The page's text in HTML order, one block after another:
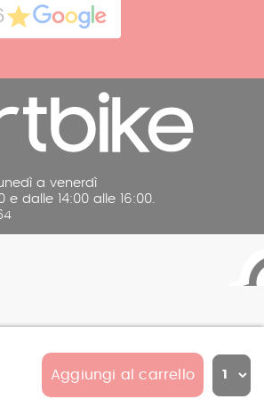
Aggiungi al carrello
a venerdì
e dalle 14:00 alle 16:00.
© 2026 Partbike